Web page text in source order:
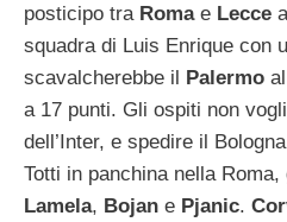
posticipo tra Romae Lecce
squadra di Luis Enrique con
scavalcherebbe il Palermo
a 17 punti. Gli ospiti non
dell’Inter, e spedire il
Totti in panchina nella Roma,
Lamela, Bojan e Pjanic.